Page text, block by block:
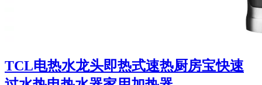
TCL电热水龙头即热式速热厨房宝快速